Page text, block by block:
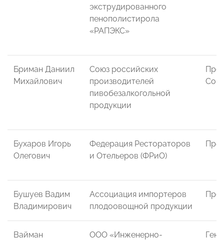
экструдированного
пенополистирола
«РАПЭКС»
Бриман Даниил
Михайлович
Союз российских
производителей
пивобезалкогольной
продукции
Бухаров Игорь
Олегович
Федерация Рестораторов
и Отельеров (ФРиО)
Бушуев Вадим
Владимирович
Ассоциация импортеров
плодоовощной продукции
Вайман
ООО «Инженерно-